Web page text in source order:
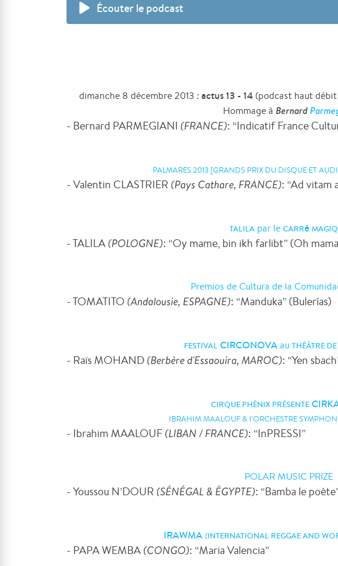
Écouter le podcast
dimanche 8 décembre 2013 : actus 13 - 14(podcast haut débit
Hommage à Bernard
- Bernard PARMEGIANI (FRANCE): “Indicatif France
PALMARES 2013 [GRANDS PRIX DU DISQUE ET
- Valentin CLASTRIER (Pays Cathare, FRANCE): “Ad vitam
TALILA par le CARRé
- TALILA (POLOGNE): “Oy mame, bin ikh farlibt” (Oh
Premios de Cultura de la
- TOMATITO (Andalousie, ESPAGNE): “Manduka” (Bulerías)
FESTIVALCIRCONOVAau THÉÂTRE
- Raïs MOHAND (Berbère d'Essaouira, MAROC): “Yen
CIRQUE PHÉNIX PRÉSENTE
IBRAHIM MAALOUF & l’ORCHESTRE
- Ibrahim MAALOUF (LIBAN / FRANCE): “InPRESSI”
POLAR MUSIC PRIZE
- Youssou N’DOUR (SÉNÉGAL & ÉGYPTE): “Bamba le
IRAWMA (INTERNATIONAL REGGAE AND
- PAPA WEMBA (CONGO): “Maria Valencia”